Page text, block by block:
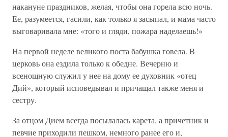
накануне праздников, желая, чтобы она горела всю ночь.
Ее, разумеется, гасили, как только я засыпал, и мама часто
выговаривала мне: «того и гляди, пожара наделаешь!»
На первой неделе великого поста бабушка говела. В
церковь она ездила только к обедне. Вечерню и
всенощную служил у нее на дому ее духовник «отец
Дий», который исповедывал и причащал также меня и
сестру.
За отцом Дием всегда посылалась карета, а причетник и
певчие приходили пешком, немного ранее его и,